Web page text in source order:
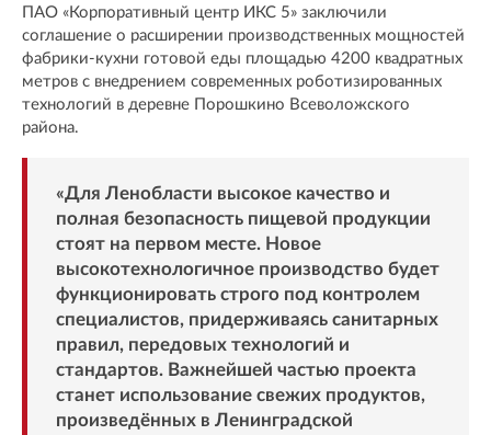
ПАО «Корпоративный центр ИКС 5» заключили
соглашение о расширении производственных мощностей
фабрики-кухни готовой еды площадью 4200 квадратных
метров с внедрением современных роботизированных
технологий в деревне Порошкино Всеволожского
района.
«Для Ленобласти высокое качество и
полная безопасность пищевой продукции
стоят на первом месте. Новое
высокотехнологичное производство будет
функционировать строго под контролем
специалистов, придерживаясь санитарных
правил, передовых технологий и
стандартов. Важнейшей частью проекта
станет использование свежих продуктов,
произведённых в Ленинградской